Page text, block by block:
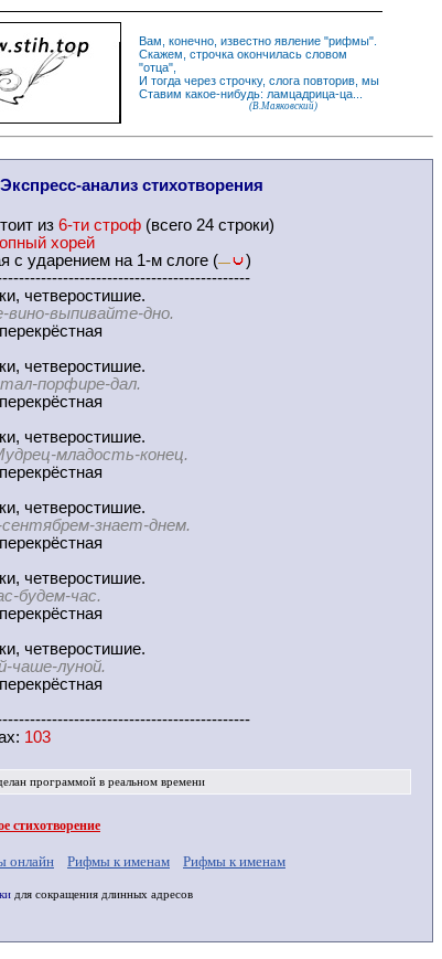
Вам, конечно, известно явление "рифмы".
Скажем, строчка окончилась словом
"отца",
И тогда через строчку, слога повторив, мы
Ставим какое-нибудь: ламцадрица-ца...
(В.Маяковский)
Экспресс-анализ стихотворения
из 6-ти строф (всего 24 строки)
хорей
с ударением на 1-м слоге (—
)
четверостишие.
вино-выпивайте-дно.
четверостишие.
порфире-дал.
четверостишие.
младость-конец.
четверостишие.
знает-днем.
четверостишие.
будем-час.
четверостишие.
чаше-луной.
: 103
программой в реальном времени
стихотворение
онлайн Рифмы к именам Рифмы к именам
для сокращения длинных адресов